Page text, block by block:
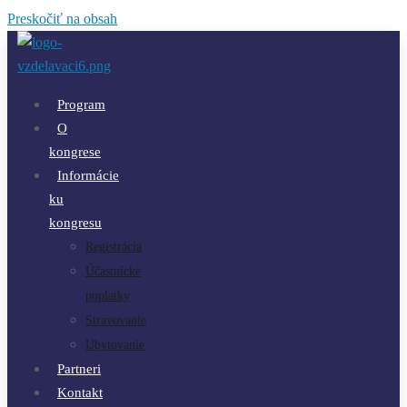
Preskočiť na obsah
Program
O
kongrese
Informácie
ku
kongresu
Registrácia
Účastnícke
poplatky
Stravovanie
Ubytovanie
Partneri
Kontakt